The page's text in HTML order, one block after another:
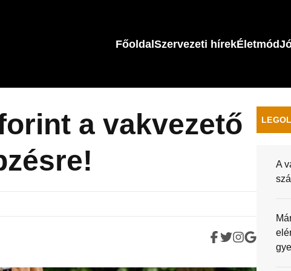
FőoldalSzervezeti hírekÉletmód
a vakvezető
A